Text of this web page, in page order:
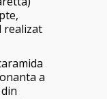
realizat
a